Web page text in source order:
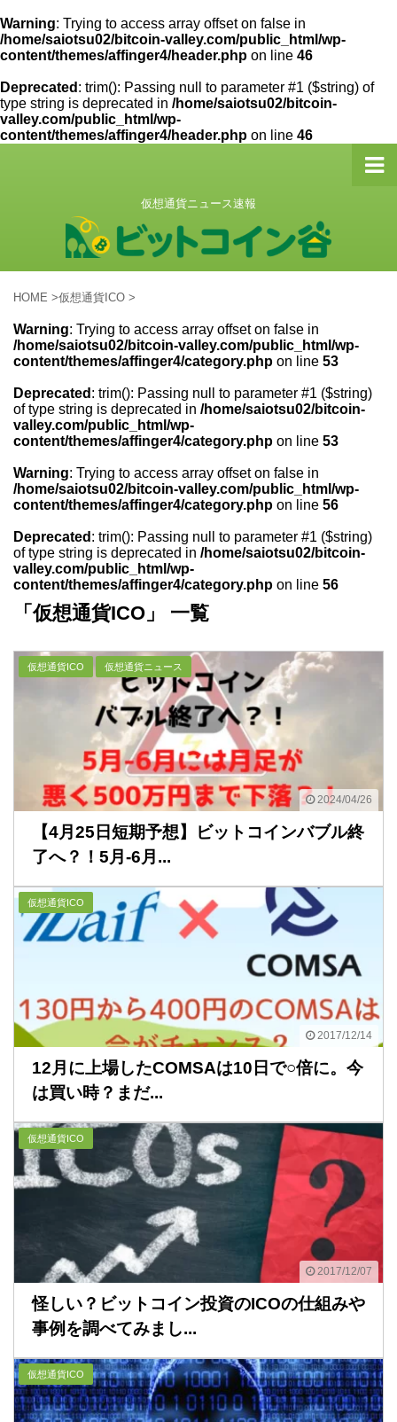
Warning: Trying to access array offset on false in
/home/saiotsu02/bitcoin-valley.com/public_html/wp-
content/themes/affinger4/header.php on line 46
Deprecated : trim(): Passing null to parameter #1 ($string) of
type string is deprecated in /home/saiotsu02/bitcoin-
valley.com/public_html/wp-
content/themes/affinger4/header.php on line 46
仮想通貨ニュース速報
HOME >仮想通貨ICO >
Warning: Trying to access array offset on false in
/home/saiotsu02/bitcoin-valley.com/public_html/wp-
content/themes/affinger4/category.php on line 53
Deprecated : trim(): Passing null to parameter #1 ($string)
of type string is deprecated in /home/saiotsu02/bitcoin-
valley.com/public_html/wp-
content/themes/affinger4/category.php on line 53
Warning: Trying to access array offset on false in
/home/saiotsu02/bitcoin-valley.com/public_html/wp-
content/themes/affinger4/category.php on line 56
Deprecated : trim(): Passing null to parameter #1 ($string)
of type string is deprecated in /home/saiotsu02/bitcoin-
valley.com/public_html/wp-
content/themes/affinger4/category.php on line 56
「仮想通貨ICO」 一覧
2024/04/26
仮想通貨ICO 仮想通貨ニュース
【4月25日短期予想】ビットコインバブル終
了へ？！5月-6月...
2017/12/14
仮想通貨ICO
12月に上場したCOMSAは10日で○倍に。今
は買い時？まだ...
2017/12/07
仮想通貨ICO
怪しい？ビットコイン投資のICOの仕組みや
事例を調べてみまし...
仮想通貨ICO